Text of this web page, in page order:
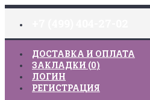
ДОСТАВКА И ОПЛАТА
ЗАКЛАДКИ (0)
ЛОГИН
РЕГИСТРАЦИЯ